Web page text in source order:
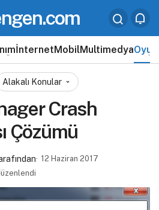
İnternetMobilMultimedyaOyun
Alakalı Konular
Crash
Çözümü
12 Haziran 2017